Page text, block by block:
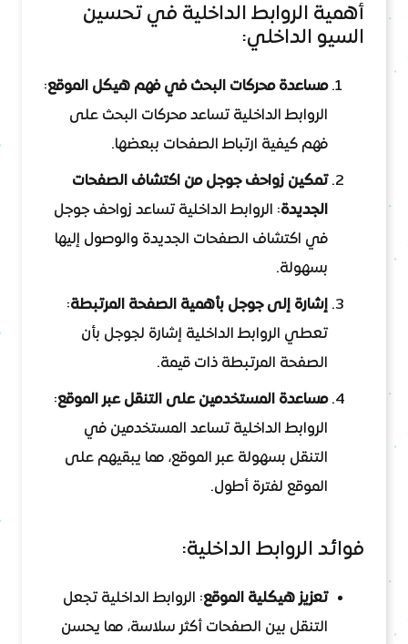
أهمية الروابط الداخلية في تحسين
السيو الداخلي:
مساعدة محركات البحث في فهم هيكل الموقع:
الروابط الداخلية تساعد محركات البحث على
فهم كيفية ارتباط الصفحات ببعضها.
تمكين زواحف جوجل من اكتشاف الصفحات
الجديدة: الروابط الداخلية تساعد زواحف جوجل
في اكتشاف الصفحات الجديدة والوصول إليها
بسهولة.
إشارة إلى جوجل بأهمية الصفحة المرتبطة:
تعطي الروابط الداخلية إشارة لجوجل بأن
الصفحة المرتبطة ذات قيمة.
مساعدة المستخدمين على التنقل عبر الموقع:
الروابط الداخلية تساعد المستخدمين في
التنقل بسهولة عبر الموقع، مما يبقيهم على
الموقع لفترة أطول.
فوائد الروابط الداخلية:
تعزيز هيكلية الموقع: الروابط الداخلية تجعل
التنقل بين الصفحات أكثر سلاسة، مما يحسن